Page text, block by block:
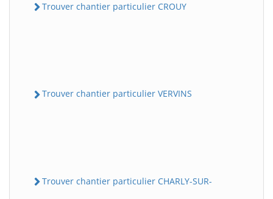
Trouver chantier particulier CROUY
Trouver chantier particulier VERVINS
Trouver chantier particulier CHARLY-SUR-